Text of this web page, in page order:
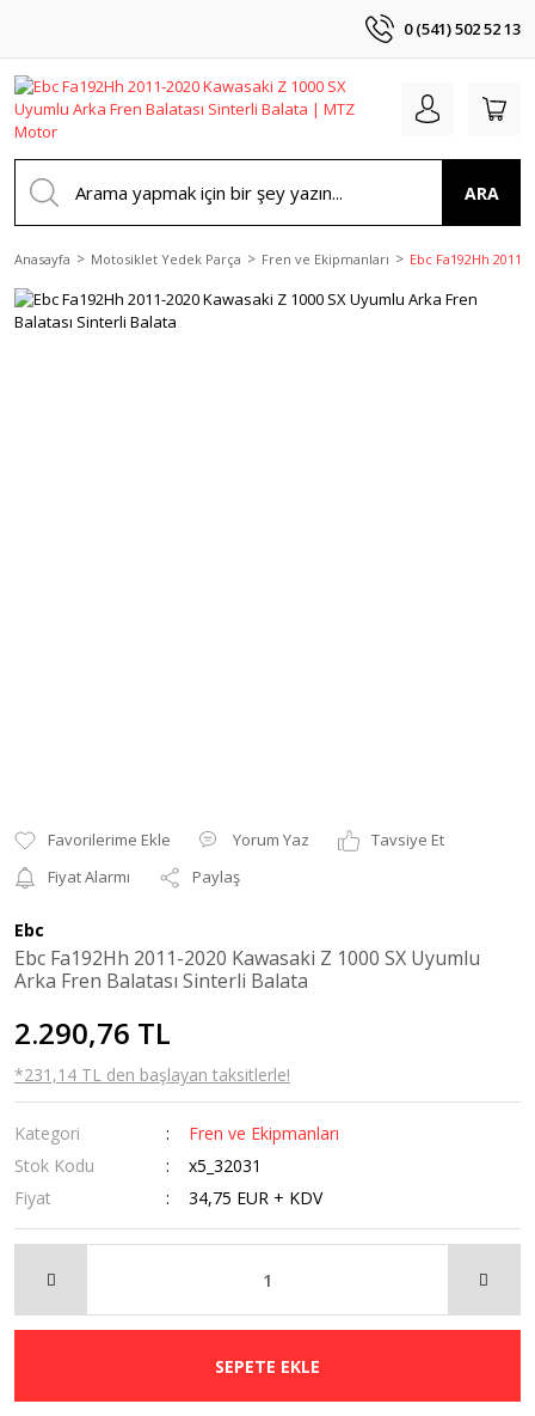
0 (541) 502 52 13
ARA
Anasayfa Motosiklet Yedek Parça Fren ve Ekipmanları Ebc Fa192Hh
Yorum Yaz
Tavsiye Et
Fiyat Alarmı
Paylaş
Ebc
Ebc Fa192Hh 2011-2020 Kawasaki Z 1000 SX Uyumlu
Arka Fren Balatası Sinterli Balata
2.290,76 TL
*231,14 TL den başlayan taksitlerle!
Kategori
Fren ve Ekipmanları
Stok Kodu
x5_32031
Fiyat
34,75 EUR + KDV
SEPETE EKLE